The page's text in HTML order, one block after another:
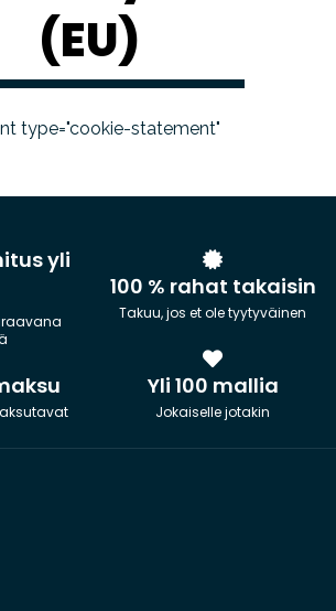
(EU)
type="cookie-statement"
yli
100 % rahat takaisin
Takuu, jos et ole tyytyväinen
Yli 100 mallia
Jokaiselle jotakin